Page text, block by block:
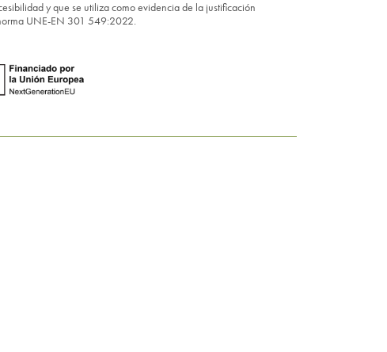
y que se utiliza como evidencia de la justificación
UNE-EN 301 549:2022.